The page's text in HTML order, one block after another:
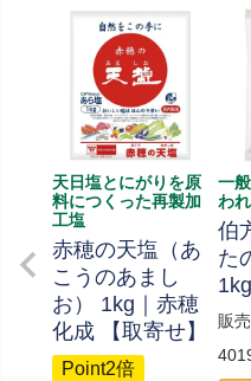
天日塩とにがりを原
料につくった再製加
工塩
赤穂の天塩（あ
こうのあまし
お） 1kg｜赤穂
化成 【取寄せ】
Point2倍
一
わ
伯
た
販